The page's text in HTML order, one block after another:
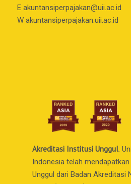
E akuntansiperpajakan@uii.ac.id
W akuntansiperpajakan.uii.ac.id
Akreditasi Institusi Unggul.
Indonesia telah
Unggul dari Badan Akreditasi